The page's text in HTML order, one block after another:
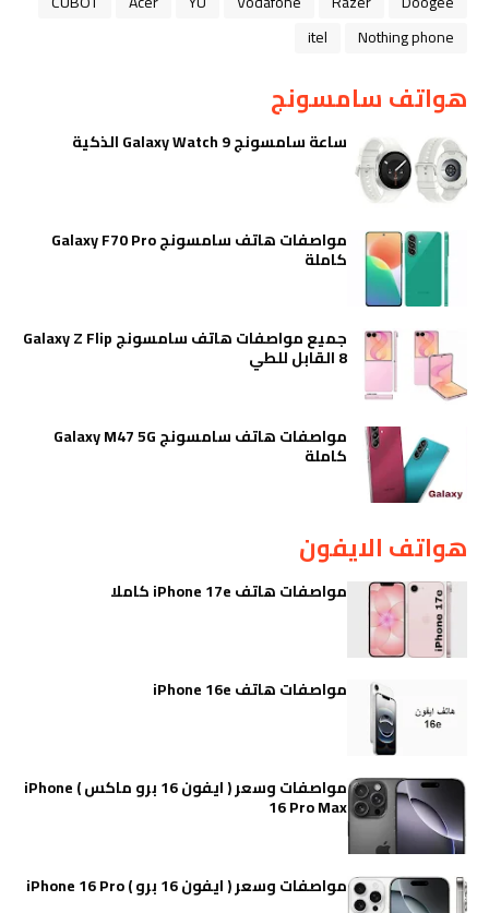
Nothing phone
itel
هواتف سامسونج
ساعة سامسونج Galaxy Watch 9 الذكية
مواصفات هاتف سامسونج Galaxy F70 Pro
كاملة
جميع مواصفات هاتف سامسونج Galaxy Z Flip
8 القابل للطي
مواصفات هاتف سامسونج Galaxy M47 5G
كاملة
هواتف الايفون
مواصفات هاتف iPhone 17e كاملا
مواصفات هاتف iPhone 16e
مواصفات وسعر ( ايفون 16 برو ماكس ) iPhone
16 Pro Max
مواصفات وسعر ( ايفون 16 برو ) iPhone 16 Pro